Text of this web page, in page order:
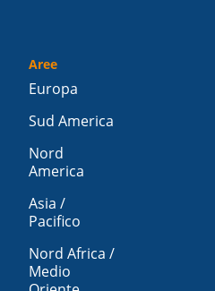
Aree
Europa
Sud America
Nord
America
Asia /
Pacifico
Nord Africa /
Medio